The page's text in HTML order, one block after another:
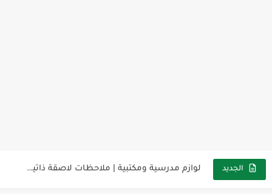
الجديد لوازم مدرسية ومكتبية | ملاحظات لاصقة ذاتية على شكل قلب...